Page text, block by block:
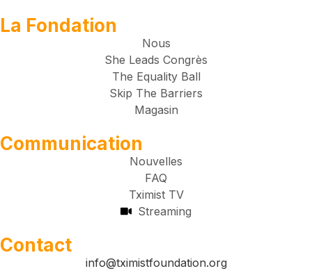
La Fondation
Nous
She Leads Congrès
The Equality Ball
Skip The Barriers
Magasin
Communication
Nouvelles
FAQ
Tximist TV
Streaming
Contact
info@tximistfoundation.org